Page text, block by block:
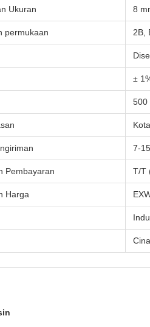
Ukuran 8
permukaan 2B,
±
500
7-
Pembayaran T/T
Harga
Cina